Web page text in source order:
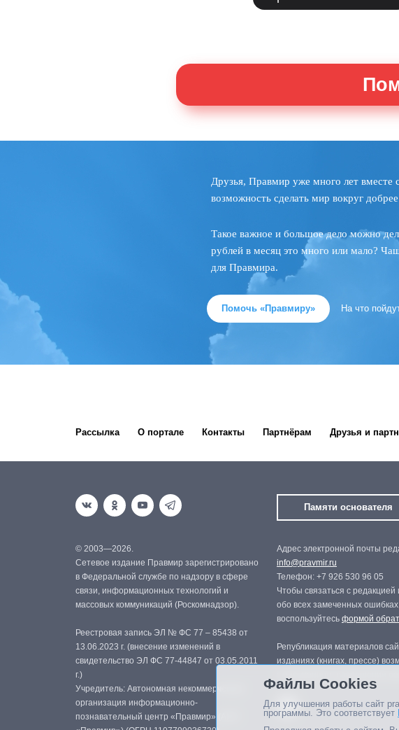
Друзья, Правмир уже много лет
возможность сделать мир вокруг
Такое важное и большое дело можно
рублей в месяц это много или мало?
для Правмира.
Помочь «Правмиру» На что
Рассылка О портале Контакты Партнёрам Друзья и
Памяти основателя
© 2003—2026.
Сетевое издание Правмир зарегистрировано
в Федеральной службе по надзору в сфере
связи, информационных технологий и
массовых коммуникаций (Роскомнадзор).
Реестровая запись ЭЛ № ФС 77 – 85438 от
13.06.2023 г. (внесение изменений в
свидетельство ЭЛ ФС 77-44847 от 03.05.2011
г.)
Учредитель: Автономная некоммерческая
организация информационно-
познавательный центр «Правмир» (АНО
Адрес электронной почты
info@pravmir.ru
Телефон: +7 926 530 96 05
Чтобы связаться с
обо всех замеченных
воспользуйтесь формой
Републикация материалов
изданиях (книгах, прессе)
Файлы Cookies
Для улучшения работы сайт
программы. Это соответствует